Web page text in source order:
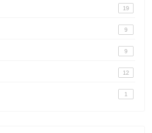
19
9
9
12
1